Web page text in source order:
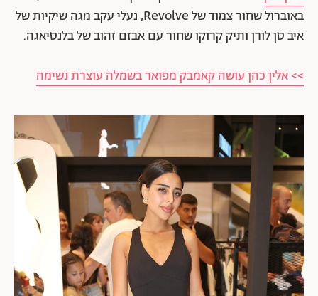
באוברול שחור צמוד של Revolve, נעלי עקב מגה שיקיות של
איב סן לורן ותיק קרוקו שחור עם אבזם זהוב של בלנסיאגה.
>> אלין כהן עושה קאמבק מפואר בשמלה עוצרת נשימה